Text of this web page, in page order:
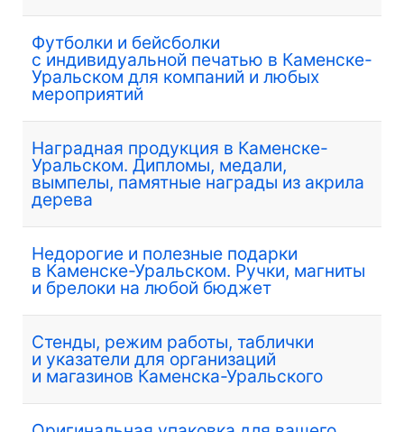
Футболки и бейсболки
с индивидуальной печатью в Каменске-
Уральском для компаний и любых
мероприятий
Наградная продукция в Каменске-
Уральском. Дипломы, медали,
вымпелы, памятные награды из акрила
дерева
Недорогие и полезные подарки
в Каменске-Уральском. Ручки, магниты
и брелоки на любой бюджет
Стенды, режим работы, таблички
и указатели для организаций
и магазинов Каменска-Уральского